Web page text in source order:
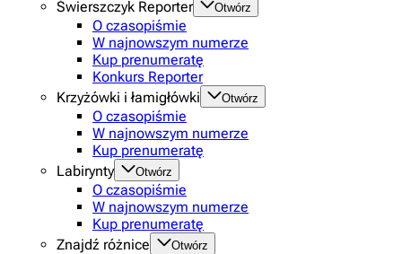
Świerszczyk Reporter
Otwórz
O czasopiśmie
W najnowszym numerze
Kup prenumeratę
Konkurs Reporter
Krzyżówki i łamigłówki
Otwórz
O czasopiśmie
W najnowszym numerze
Kup prenumeratę
Labirynty
Otwórz
O czasopiśmie
W najnowszym numerze
Kup prenumeratę
Znajdź różnice
Otwórz